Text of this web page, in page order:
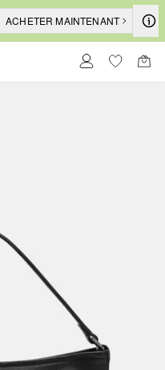
ACHETER MAINTENANT